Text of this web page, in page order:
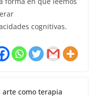
cognitivas.
arte como terapia